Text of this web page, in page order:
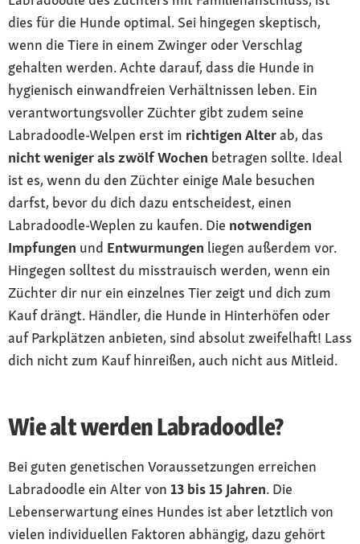
dies für die Hunde optimal. Sei hingegen skeptisch,
wenn die Tiere in einem Zwinger oder Verschlag
gehalten werden. Achte darauf, dass die Hunde in
hygienisch einwandfreien Verhältnissen leben. Ein
verantwortungsvoller Züchter gibt zudem seine
Labradoodle-Welpen erst im richtigen Alterab, das
nicht weniger als zwölf Wochen betragen sollte. Ideal
ist es, wenn du den Züchter einige Male besuchen
darfst, bevor du dich dazu entscheidest, einen
Labradoodle-Weplen zu kaufen. Die notwendigen
Impfungen und Entwurmungen liegen außerdem vor.
Hingegen solltest du misstrauisch werden, wenn ein
Züchter dir nur ein einzelnes Tier zeigt und dich zum
Kauf drängt. Händler, die Hunde in Hinterhöfen oder
auf Parkplätzen anbieten, sind absolut zweifelhaft! Lass
dich nicht zum Kauf hinreißen, auch nicht aus Mitleid.
Wie alt werden Labradoodle?
Bei guten genetischen Voraussetzungen erreichen
Labradoodle ein Alter von 13 bis 15 Jahren. Die
Lebenserwartung eines Hundes ist aber letztlich von
vielen individuellen Faktoren abhängig, dazu gehört